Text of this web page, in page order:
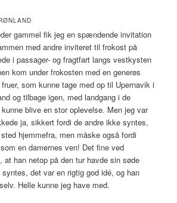
gammel fik jeg en spændende invitation
med andre inviteret til frokost på
i passager- og fragtfart langs vestkysten
kom under frokosten med en generøs
som kunne tage med op til Upernavik i
og tilbage igen, med landgang i de
blive en stor oplevelse. Men jeg var
ja, sikkert fordi de andre ikke syntes,
hjemmefra, men måske også fordi
en damernes ven! Det fine ved
at han netop på den tur havde sin søde
det var en rigtig god idé, og han
Helle kunne jeg have med.